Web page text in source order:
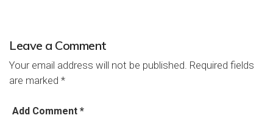
Leave a Comment
Your email address will not be published. Required fields
are marked *
Add Comment *